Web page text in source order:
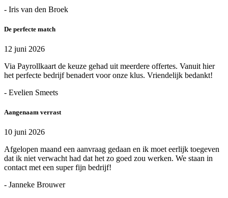
- Iris van den Broek
De perfecte match
12 juni 2026
Via Payrollkaart de keuze gehad uit meerdere offertes. Vanuit hier
het perfecte bedrijf benadert voor onze klus. Vriendelijk bedankt!
- Evelien Smeets
Aangenaam verrast
10 juni 2026
Afgelopen maand een aanvraag gedaan en ik moet eerlijk toegeven
dat ik niet verwacht had dat het zo goed zou werken. We staan in
contact met een super fijn bedrijf!
- Janneke Brouwer